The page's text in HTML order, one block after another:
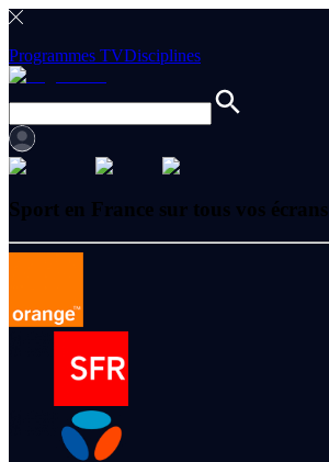
Programmes TVDisciplines
Sport en France sur tous vos écrans